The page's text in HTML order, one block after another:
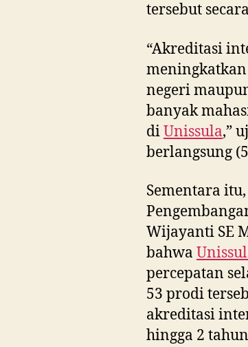
tersebut
“Akreditasi
negeri
banyak
diUnissula,”
berlangsung
Sementara
Wijayanti SE
bahwa
percepatan
53 prodi
akreditasi
hingga 2